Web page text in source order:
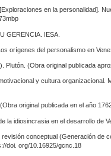
en la personalidad].
GERENCIA. IESA.
orígenes del personalismo en
Plutón. (Obra original publicada
y cultura organizacional.
original publicada en el año
la idiosincrasia en el desarrollo de
conceptual (Generación de
doi. org/10.16925/gcnc.18